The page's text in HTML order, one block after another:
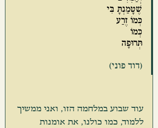
שֶׁטָּמַנְתָּ בִּי
כְּמוֹ זֶרַע
כְּמוֹ
תְּרוּפָה
(דוד פוני)
עוד שבוע במלחמה הזו, ואני ממשיך
ללמוד, כמו כולנו, את אומנות